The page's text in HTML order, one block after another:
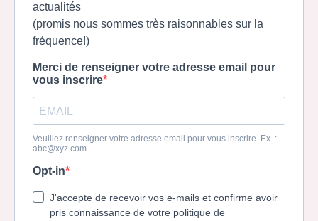
actualités
(promis nous sommes très raisonnables sur la
fréquence!)
Merci de renseigner votre adresse email pour
vous inscrire
Veuillez renseigner votre adresse email pour vous inscrire. Ex. :
abc@xyz.com
Opt-in
J'accepte de recevoir vos e-mails et confirme avoir
pris connaissance de votre politique de